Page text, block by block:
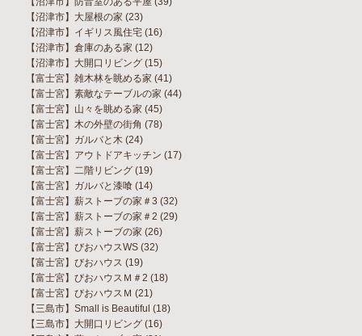
【沼津市】大屋根の家 (23)
【沼津市】イギリス風住宅 (16)
【沼津市】倉庫のある家 (12)
【沼津市】大開口リビング (15)
【富士宮】雑木林を眺める家 (41)
【富士宮】素敵なテーブルの家 (44)
【富士宮】山々を眺める家 (45)
【富士宮】木の外壁の街角 (78)
【富士宮】ガルバと木 (24)
【富士宮】アウトドアキッチン (17)
【富士宮】二階リビング (19)
【富士宮】ガルバと漆喰 (14)
【富士宮】薪ストーブの家＃3 (32)
【富士宮】薪ストーブの家＃2 (29)
【富士宮】薪ストーブの家 (26)
【富士宮】びおハウスWS (32)
【富士宮】びおハウス (19)
【富士宮】びおハウスＭ＃2 (18)
【富士宮】びおハウスＭ (21)
【三島市】Small is Beautiful (18)
【三島市】大開口リビング (16)